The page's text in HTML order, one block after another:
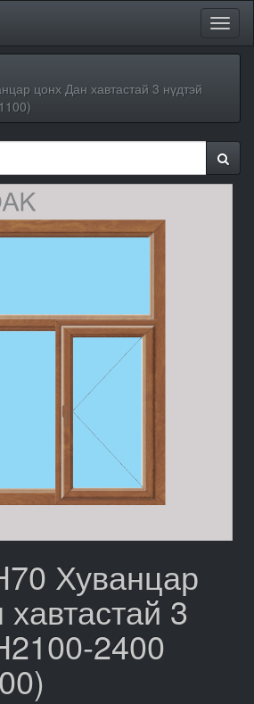
цонх Дан хавтастай 3 нүдтэй
Хуванцар
3
2400